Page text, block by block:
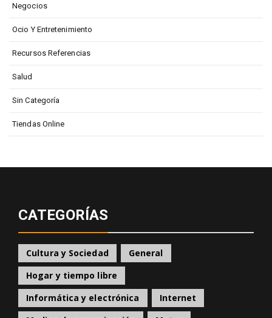
Negocios
Ocio Y Entretenimiento
Recursos Referencias
Salud
Sin Categoría
Tiendas Online
CATEGORÍAS
Cultura y Sociedad
General
Hogar y tiempo libre
Informática y electrónica
Internet